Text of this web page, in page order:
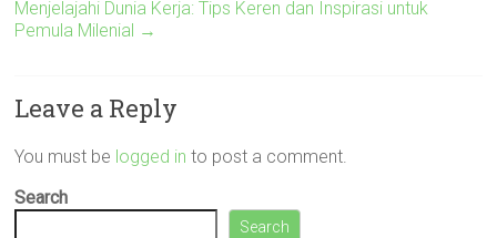
Menjelajahi Dunia Kerja: Tips Keren dan Inspirasi untuk
Pemula Milenial →
Leave a Reply
You must be logged in to post a comment.
Search
Search